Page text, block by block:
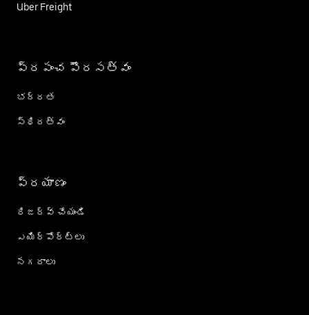
Uber Freight
ప్రపంచ పౌరసత్వం
భద్రత
స్థిరత్వం
ప్రయాణం
రిజర్వ్ చేయండి
ఎయిర్؜పోర్ట్؜లు
నగరాలు